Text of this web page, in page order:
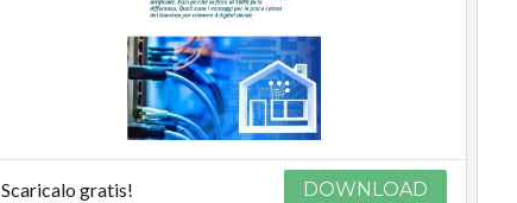
Scaricalo gratis! DOWNLOAD